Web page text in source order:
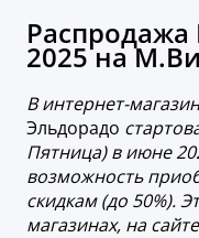
2025 на
В интернет-
Эльдорадо
Пятница) в июне
возможность
скидкам (до 50%).
магазинах, на